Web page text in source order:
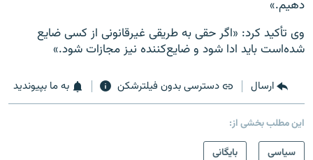
دهیم.»
وی تأکید کرد: «اگر حقی به طریقی غیرقانونی از کسی ضایع
شده‌است باید ادا شود و ضایع‌کننده نیز مجازات شود.»
ارسال دسترسی بدون فیلترشکن به ما بپیوندید
این مطلب بخشی از:
سیاسی
بایگانی